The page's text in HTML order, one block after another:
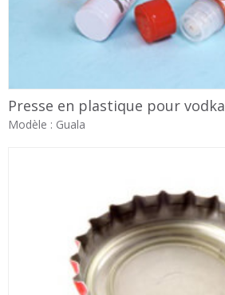
Presse en plastique pour vodka
Modèle : Guala